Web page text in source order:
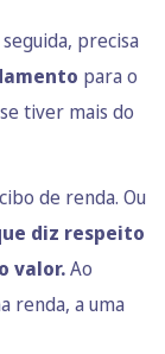
seguida, precisa
para o
tiver mais do
de renda. Ou
diz respeito
valor.Ao
renda, a uma